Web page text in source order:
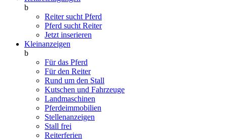
b
Reiter sucht Pferd
Pferd sucht Reiter
Jetzt inserieren
Kleinanzeigen
b
Für das Pferd
Für den Reiter
Rund um den Stall
Kutschen und Fahrzeuge
Landmaschinen
Pferdeimmobilien
Stellenanzeigen
Stall frei
Reiterferien